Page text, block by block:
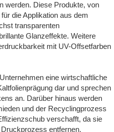
werden. Diese Produkte, von
die Applikation aus dem
transparenten
Glanzeffekte. Weitere
mit UV-Offsetfarben
eine wirtschaftliche
dar und sprechen
an. Darüber hinaus werden
und der Recyclingprozess
verschafft, da sie
entfernen.